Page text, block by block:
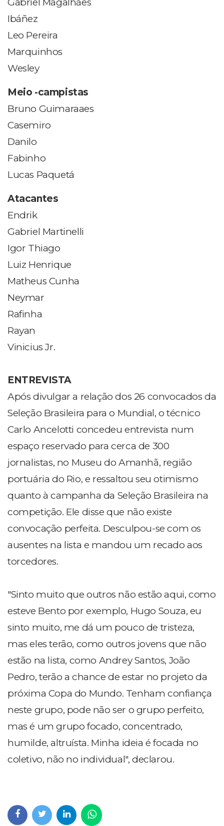
Gabriel Magalhães
Ibáñez
Leo Pereira
Marquinhos
Wesley
Meio -campistas
Bruno Guimaraaes
Casemiro
Danilo
Fabinho
Lucas Paquetá
Atacantes
Endrik
Gabriel Martinelli
Igor Thiago
Luiz Henrique
Matheus Cunha
Neymar
Rafinha
Rayan
Vinicius Jr.
ENTREVISTA
Após divulgar a relação dos 26 convocados da
Seleção Brasileira para o Mundial, o técnico
Carlo Ancelotti concedeu entrevista num
espaço reservado para cerca de 300
jornalistas, no Museu do Amanhã, região
portuária do Rio, e ressaltou seu otimismo
quanto à campanha da Seleção Brasileira na
competição. Ele disse que não existe
convocação perfeita. Desculpou-se com os
ausentes na lista e mandou um recado aos
torcedores.
"Sinto muito que outros não estão aqui, como
esteve Bento por exemplo, Hugo Souza, eu
sinto muito, me dá um pouco de tristeza,
mas eles terão, como outros jovens que não
estão na lista, como Andrey Santos, João
Pedro, terão a chance de estar no projeto da
próxima Copa do Mundo. Tenham confiança
neste grupo, pode não ser o grupo perfeito,
mas é um grupo focado, concentrado,
humilde, altruísta. Minha ideia é focada no
coletivo, não no individual", declarou.